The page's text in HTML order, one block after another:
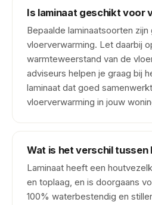
Is laminaat geschikt voor
Bepaalde laminaatsoorten
vloerverwarming. Let daarbij
warmteweerstand van de
adviseurs helpen je graag bij
laminaat dat goed
vloerverwarming in jouw
Wat is het verschil tussen
Laminaat heeft een
en toplaag, en is doorgaans
100% waterbestendig en